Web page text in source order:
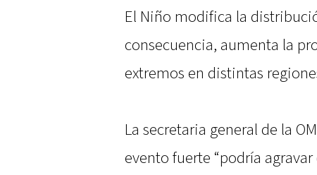
El Niño modifica la
consecuencia, aumenta la
extremos en distintas
La secretaria general de la
evento fuerte “podría